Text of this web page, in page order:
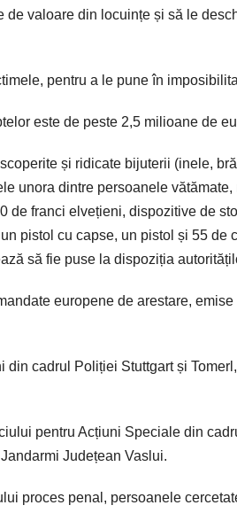
de valoare din locuințe și să le
pentru a le pune în
este de peste 2,5 milioane de
și ridicate bijuterii (inele,
unora dintre persoanele
de franci elvețieni, dispozitive de
pistol cu capse, un pistol și 55 de
să fie puse la dispoziția
europene de arestare,
din cadrul Poliției Stuttgart și
pentru Acțiuni Speciale din
Județean Vaslui.
proces penal, persoanele